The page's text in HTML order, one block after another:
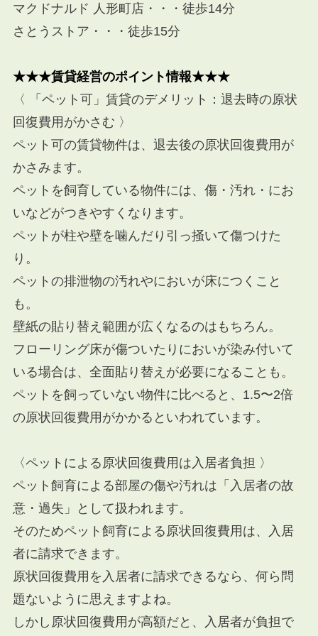
マクドナルド 人形町店・・・徒歩14分
さとうストア・・・徒歩15分
★★★賃貸経営のポイント情報★★★
〈 「ペット可」賃貸のデメリット：退去時の原状
回復費用がかさむ 〉
ペット可の賃貸物件は、退去後の原状回復費用が
かさみます。
ペットを飼育している物件には、傷・汚れ・にお
いなどがつきやすくなります。
ペットが柱や壁を噛んだり引っ掻いて傷つけた
り。
ペットの排泄物の汚れやにおいが床につくこと
も。
壁紙の貼り替え範囲が広くなるのはもちろん。
フローリング床が傷ついたりにおいが染み付いて
いる場合は、全面貼り替えが必要になることも。
ペットを飼っていない物件に比べると、1.5〜2倍
の原状回復費用がかかるといわれています。
〈ペットによる原状回復費用は入居者負担 〉
ペット飼育による部屋の傷や汚れは「入居者の故
意・過失」として扱われます。
そのためペット飼育による原状回復費用は、入居
者に請求できます。
原状回復費用を入居者に請求できるなら、何ら問
題ないように思えますよね。
しかし原状回復費用が高額だと、入居者が負担で